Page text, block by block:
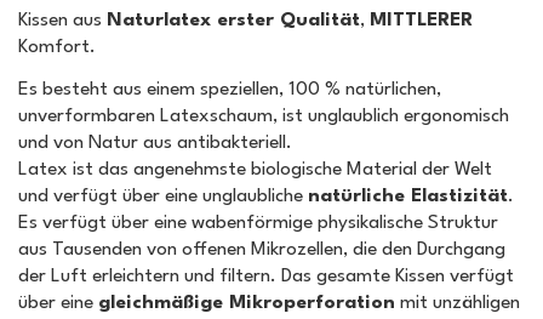
Kissen aus Naturlatex erster Qualität, MITTLERER
Komfort.
Es besteht aus einem speziellen, 100 % natürlichen,
unverformbaren Latexschaum, ist unglaublich ergonomisch
und von Natur aus antibakteriell.
Latex ist das angenehmste biologische Material der Welt
und verfügt über eine unglaubliche natürliche Elastizität.
Es verfügt über eine wabenförmige physikalische Struktur
aus Tausenden von offenen Mikrozellen, die den Durchgang
der Luft erleichtern und filtern. Das gesamte Kissen verfügt
über eine gleichmäßige Mikroperforation mit unzähligen